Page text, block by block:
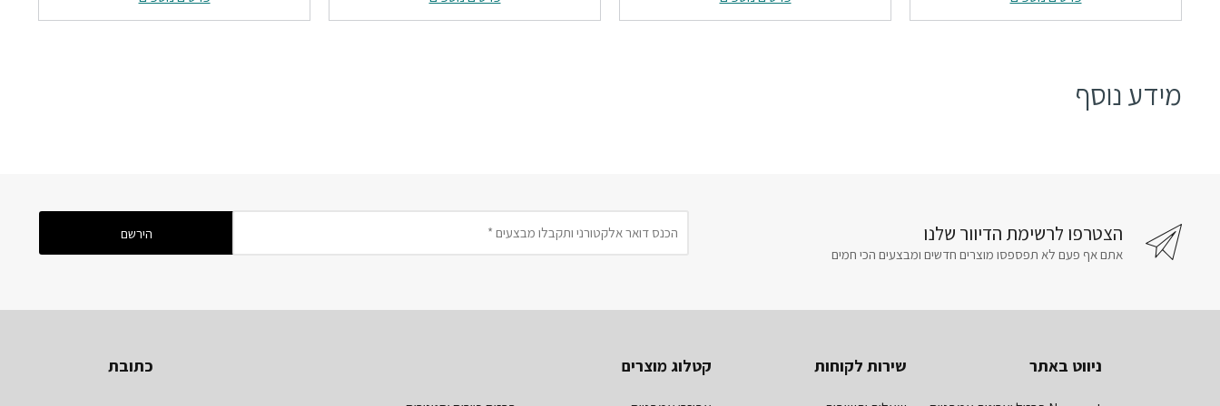
₪155.
₪124.
₪397.
₪317.
₪92.
₪73.
₪155.
₪124.
מידע נוסף
הצטרפו לרשימת הדיוור שלנו
אתם אף פעם לא תפספסו מוצרים חדשים ומבצעים הכי חמים
ניווט באתר שירות לקוחות קטלוג מוצרים כתובת